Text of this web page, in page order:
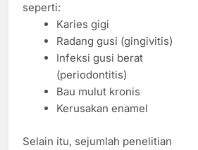
seperti:
Karies gigi
Radang gusi (gingivitis)
Infeksi gusi berat
(periodontitis)
Bau mulut kronis
Kerusakan enamel
Selain itu, sejumlah penelitian